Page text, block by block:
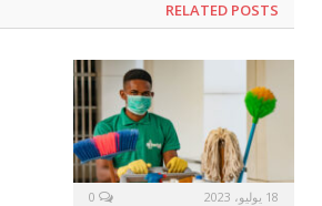
RELATED POSTS
18 يوليو، 2023